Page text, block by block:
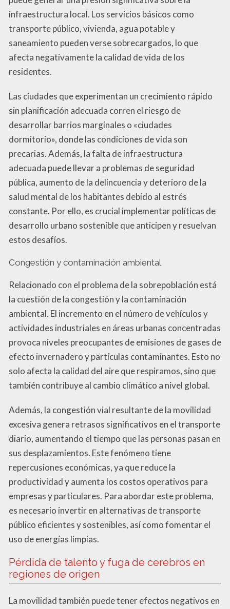
infraestructura local. Los servicios básicos como
transporte público, vivienda, agua potable y
saneamiento pueden verse sobrecargados, lo que
afecta negativamente la calidad de vida de los
residentes.
Las ciudades que experimentan un crecimiento rápido
sin planificación adecuada corren el riesgo de
desarrollar barrios marginales o «ciudades
dormitorio», donde las condiciones de vida son
precarias. Además, la falta de infraestructura
adecuada puede llevar a problemas de seguridad
pública, aumento de la delincuencia y deterioro de la
salud mental de los habitantes debido al estrés
constante. Por ello, es crucial implementar políticas de
desarrollo urbano sostenible que anticipen y resuelvan
estos desafíos.
Congestión y contaminación ambiental
Relacionado con el problema de la sobrepoblación está
la cuestión de la congestión y la contaminación
ambiental. El incremento en el número de vehículos y
actividades industriales en áreas urbanas concentradas
provoca niveles preocupantes de emisiones de gases de
efecto invernadero y partículas contaminantes. Esto no
solo afecta la calidad del aire que respiramos, sino que
también contribuye al cambio climático a nivel global.
Además, la congestión vial resultante de la movilidad
excesiva genera retrasos significativos en el transporte
diario, aumentando el tiempo que las personas pasan en
sus desplazamientos. Este fenómeno tiene
repercusiones económicas, ya que reduce la
productividad y aumenta los costos operativos para
empresas y particulares. Para abordar este problema,
es necesario invertir en alternativas de transporte
público eficientes y sostenibles, así como fomentar el
uso de energías limpias.
Pérdida de talento y fuga de cerebros en
regiones de origen
La movilidad también puede tener efectos negativos en